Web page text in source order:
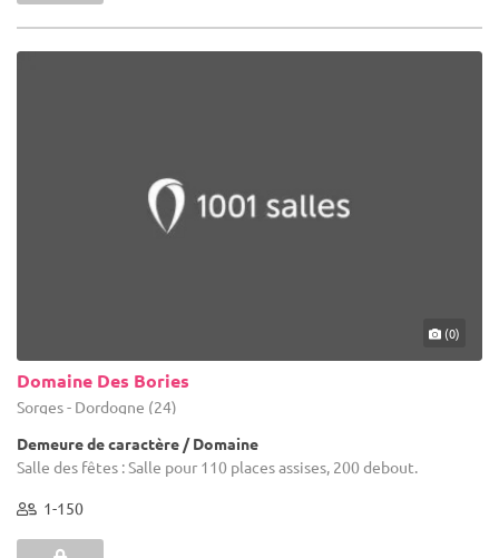
(0)
Domaine Des Bories
Sorges - Dordogne (24)
Demeure de caractère / Domaine
Salle des fêtes : Salle pour 110 places assises, 200 debout.
1-150